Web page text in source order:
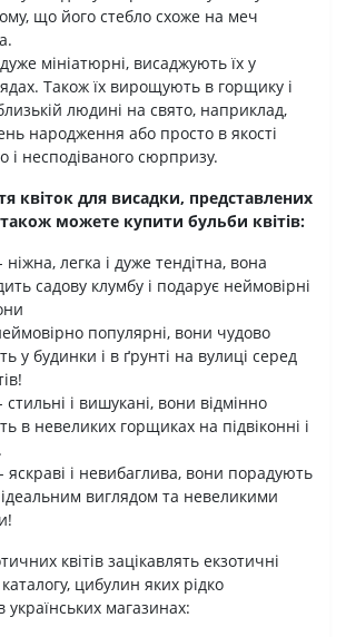
що його стебло схоже на меч
мініатюрні, висаджують їх у
Також їх вирощують в горщику і
людині на свято, наприклад,
народження або просто в якості
і несподіваного сюрпризу.
квіток для висадки, представлених
можете купити бульби квітів:
легка і дуже тендітна, вона
садову клумбу і подарує неймовірні
популярні, вони чудово
у будинки і в ґрунті на вулиці серед
стильні і вишукані, вони відмінно
в невеликих горщиках на підвіконні і
- яскраві і невибаглива, вони порадують
ідеальним виглядом та невеликими
квітів зацікавлять екзотичні
цибулин яких рідко
українських магазинах: